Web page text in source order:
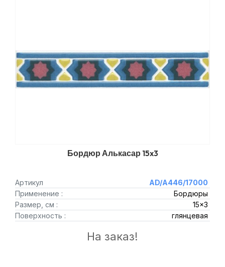
Бордюр Алькасар 15x3
Артикул
AD/A446/17000
Применение :
Бордюры
Размер, см :
15x3
Поверхность :
глянцевая
На заказ!